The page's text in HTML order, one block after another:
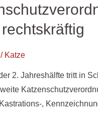
/ Katze
2. Jahreshälfte tritt in
,